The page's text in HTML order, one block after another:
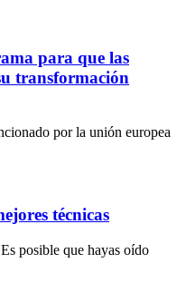
para que las
transformación
por la unión europea
técnicas
posible que hayas oído